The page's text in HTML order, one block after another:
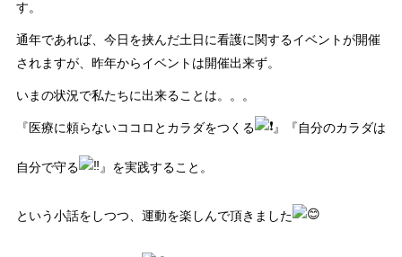
す。
通年であれば、今日を挟んだ土日に看護に関するイベントが開催
されますが、昨年からイベントは開催出来ず。
いまの状況で私たちに出来ることは。。。
『医療に頼らないココロとカラダをつくる 』『自分のカラダは
自分で守る 』を実践すること。
という小話をしつつ、運動を楽しんで頂きました